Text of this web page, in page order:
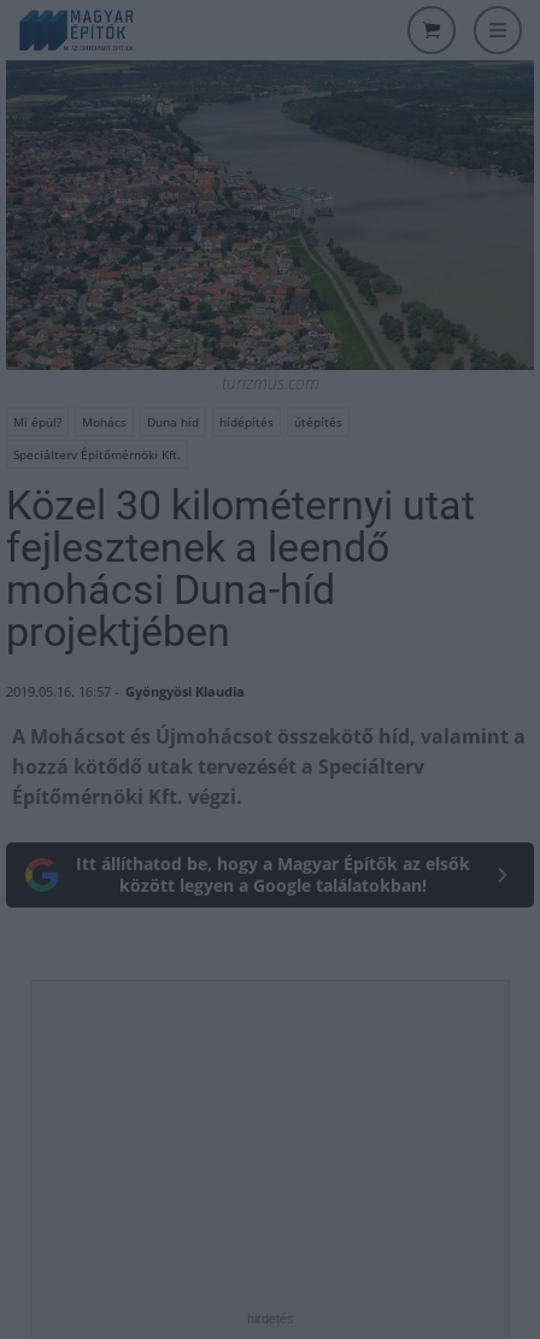
turizmus.com
Mi épül? Mohács Duna híd hídépítés
útépítés
Speciálterv Építőmérnöki Kft.
Közel 30 kilométernyi utat
fejlesztenek a leendő
mohácsi Duna-híd
projektjében
2019.05.16. 16:57 - Gyöngyösi Klaudia
A Mohácsot és Újmohácsot összekötő híd, valamint a
hozzá kötődő utak tervezését a Speciálterv
Építőmérnöki Kft. végzi.
Itt állíthatod be, hogy a Magyar Építők az elsők
között legyen a Google találatokban!
hirdetés